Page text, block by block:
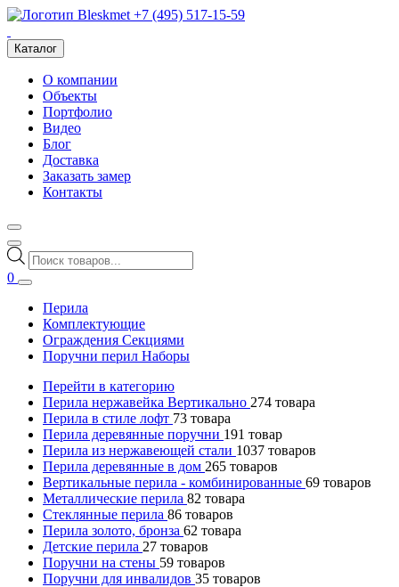
+7 (495) 517-15-59
Каталог
О компании
Объекты
Портфолио
Видео
Блог
Доставка
Заказать замер
Контакты
Поиск
товаров
0
Перила
Комплектующие
Ограждения Секциями
Поручни перил Наборы
Перейти в категорию
Перила нержавейка Вертикально 274 товара
Перила в стиле лофт 73 товара
Перила деревянные поручни 191 товар
Перила из нержавеющей стали 1037 товаров
Перила деревянные в дом 265 товаров
Вертикальные перила - комбинированные 69 товаров
Металлические перила 82 товара
Стеклянные перила 86 товаров
Перила золото, бронза 62 товара
Детские перила 27 товаров
Поручни на стены 59 товаров
Поручни для инвалидов 35 товаров